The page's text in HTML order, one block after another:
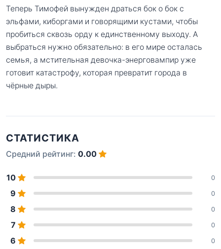
Теперь Тимофей вынужден драться бок о бок с
эльфами, киборгами и говорящими кустами, чтобы
пробиться сквозь орду к единственному выходу. А
выбраться нужно обязательно: в его мире осталась
семья, а мстительная девочка-энерговампир уже
готовит катастрофу, которая превратит города в
чёрные дыры.
СТАТИСТИКА
Средний рейтинг: 0.00
10 0
9 0
8 0
7 0
6 0